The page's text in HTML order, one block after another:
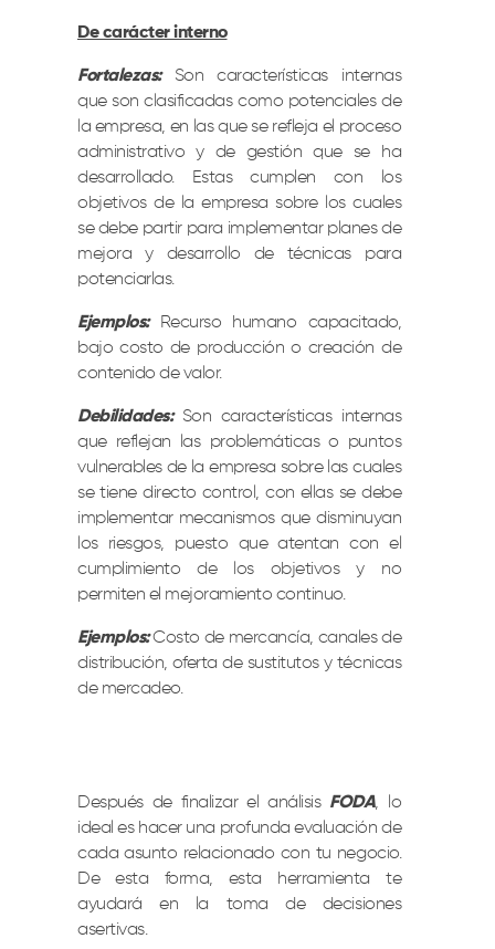
De carácter interno
Fortalezas:Son características internas
que son clasificadas como potenciales de
la empresa, en las que se refleja el proceso
administrativo y de gestión que se ha
desarrollado. Estas cumplen con los
objetivos de la empresa sobre los cuales
se debe partir para implementar planes de
mejora y desarrollo de técnicas para
potenciarlas.
Ejemplos:
Recurso humano capacitado,
bajo costo de producción o creación de
contenido de valor.
Debilidades:Son características internas
que reflejan las problemáticas o puntos
vulnerables de la empresa sobre las cuales
se tiene directo control, con ellas se debe
implementar mecanismos que disminuyan
los riesgos, puesto que atentan con el
cumplimiento de los objetivos y no
permiten el mejoramiento continuo.
Ejemplos:Costo de mercancía, canales de
distribución, oferta de sustitutos y técnicas
de mercadeo.
Después de finalizar el análisis FODA, lo
ideal es hacer una profunda evaluación de
cada asunto relacionado con tu negocio.
De esta forma, esta herramienta te
ayudará en la toma de decisiones
asertivas.